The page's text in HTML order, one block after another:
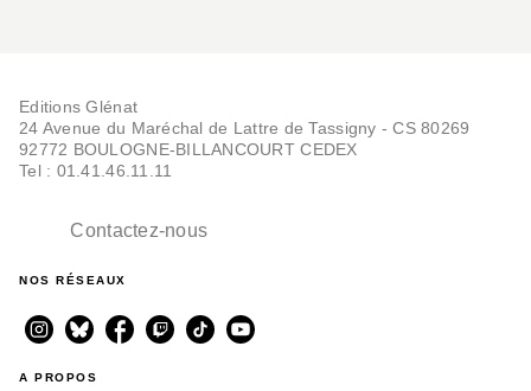
Editions Glénat
24 Avenue du Maréchal de Lattre de Tassigny - CS 80269
92772 BOULOGNE-BILLANCOURT CEDEX
Tel : 01.41.46.11.11
Contactez-nous
NOS RÉSEAUX
A PROPOS